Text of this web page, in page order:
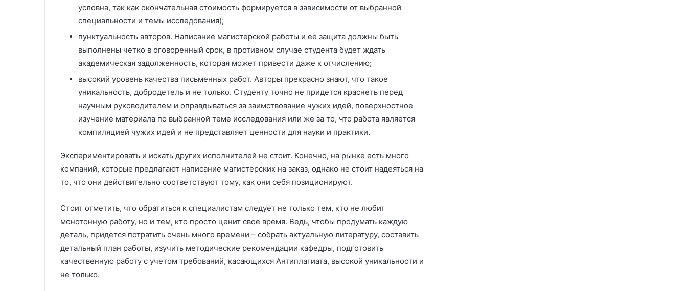
условна, так как окончательная стоимость формируется в зависимости от выбранной
специальности и темы исследования);
пунктуальность авторов. Написание магистерской работы и ее защита должны быть
выполнены четко в оговоренный срок, в противном случае студента будет ждать
академическая задолженность, которая может привести даже к отчислению;
высокий уровень качества письменных работ. Авторы прекрасно знают, что такое
уникальность, добродетель и не только. Студенту точно не придется краснеть перед
научным руководителем и оправдываться за заимствование чужих идей, поверхностное
изучение материала по выбранной теме исследования или же за то, что работа является
компиляцией чужих идей и не представляет ценности для науки и практики.
Экспериментировать и искать других исполнителей не стоит. Конечно, на рынке есть много
компаний, которые предлагают написание магистерских на заказ, однако не стоит надеяться на
то, что они действительно соответствуют тому, как они себя позиционируют.
Стоит отметить, что обратиться к специалистам следует не только тем, кто не любит
монотонную работу, но и тем, кто просто ценит свое время. Ведь, чтобы продумать каждую
деталь, придется потратить очень много времени – собрать актуальную литературу, составить
детальный план работы, изучить методические рекомендации кафедры, подготовить
качественную работу с учетом требований, касающихся Антиплагиата, высокой уникальности и
не только.